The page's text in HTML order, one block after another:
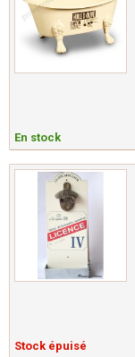
En stock
Stock épuisé